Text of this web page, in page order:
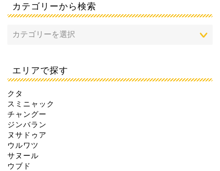
カテゴリーから検索
エリアで探す
クタ
スミニャック
チャングー
ジンバラン
ヌサドゥア
ウルワツ
サヌール
ウブド